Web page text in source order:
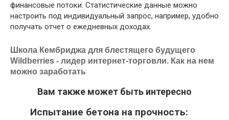
финансовые потоки. Статистические данные можно
настроить под индивидуальный запрос, например, удобно
получать отчет о ежедневных доходах.
Школа Кембриджа для блестящего будущего
Wildberries - лидер интернет-торговли. Как на нем
можно заработать
Вам также может быть интересно
Испытание бетона на прочность: